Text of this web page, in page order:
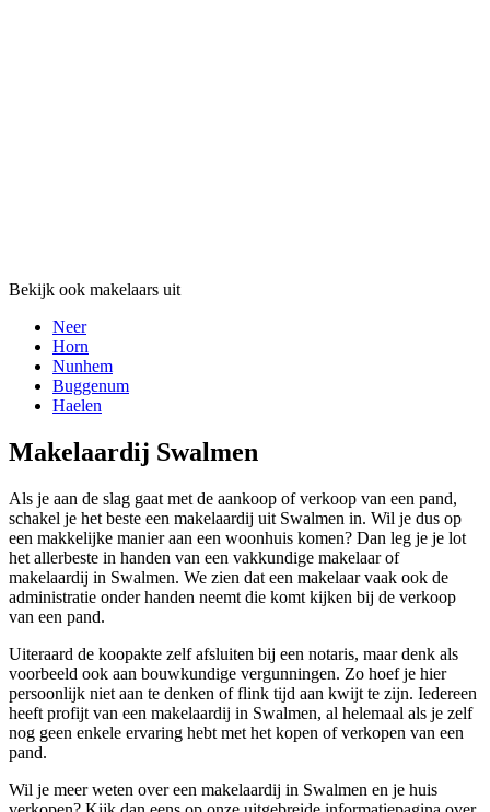
Bekijk ook makelaars uit
Neer
Horn
Nunhem
Buggenum
Haelen
Makelaardij Swalmen
Als je aan de slag gaat met de aankoop of verkoop van een pand,
schakel je het beste een makelaardij uit Swalmen in. Wil je dus op
een makkelijke manier aan een woonhuis komen? Dan leg je je lot
het allerbeste in handen van een vakkundige makelaar of
makelaardij in Swalmen. We zien dat een makelaar vaak ook de
administratie onder handen neemt die komt kijken bij de verkoop
van een pand.
Uiteraard de koopakte zelf afsluiten bij een notaris, maar denk als
voorbeeld ook aan bouwkundige vergunningen. Zo hoef je hier
persoonlijk niet aan te denken of flink tijd aan kwijt te zijn. Iedereen
heeft profijt van een makelaardij in Swalmen, al helemaal als je zelf
nog geen enkele ervaring hebt met het kopen of verkopen van een
pand.
Wil je meer weten over een makelaardij in Swalmen en je huis